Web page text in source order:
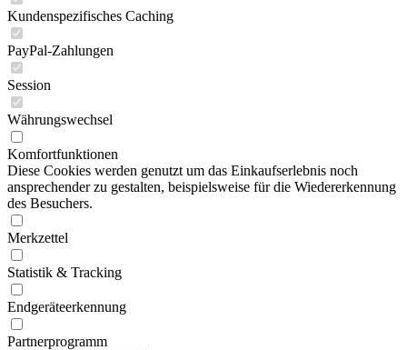
Kundenspezifisches Caching
PayPal-Zahlungen
Session
Währungswechsel
Komfortfunktionen
Diese Cookies werden genutzt um das Einkaufserlebnis noch
ansprechender zu gestalten, beispielsweise für die Wiedererkennung
des Besuchers.
Merkzettel
Statistik & Tracking
Endgeräteerkennung
Partnerprogramm